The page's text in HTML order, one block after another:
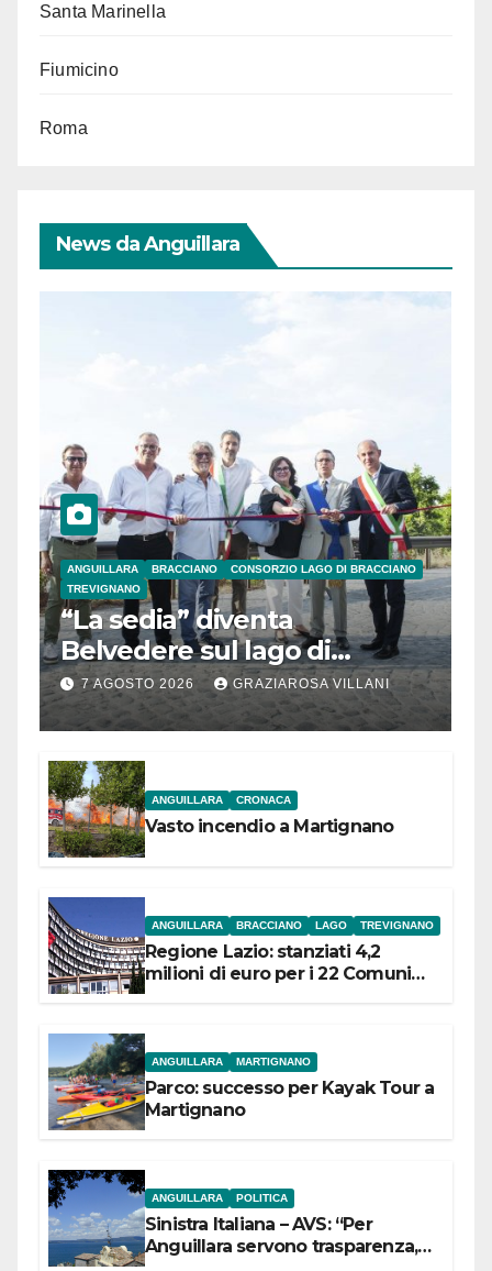
Santa Marinella
Fiumicino
Roma
News da Anguillara
ANGUILLARA BRACCIANO
CONSORZIO LAGO DI BRACCIANO
TREVIGNANO
“La sedia” diventa
Belvedere sul lago di
Bracciano: ieri
l’inaugurazione
7 AGOSTO 2026 GRAZIAROSA VILLANI
ANGUILLARA CRONACA
Vasto incendio a Martignano
ANGUILLARA BRACCIANO LAGO TREVIGNANO
Regione Lazio: stanziati 4,2
milioni di euro per i 22 Comuni
ANGUILLARA MARTIGNANO
Parco: successo per Kayak Tour a
Martignano
ANGUILLARA POLITICA
Sinistra Italiana – AVS: “Per
Anguillara servono trasparenza,